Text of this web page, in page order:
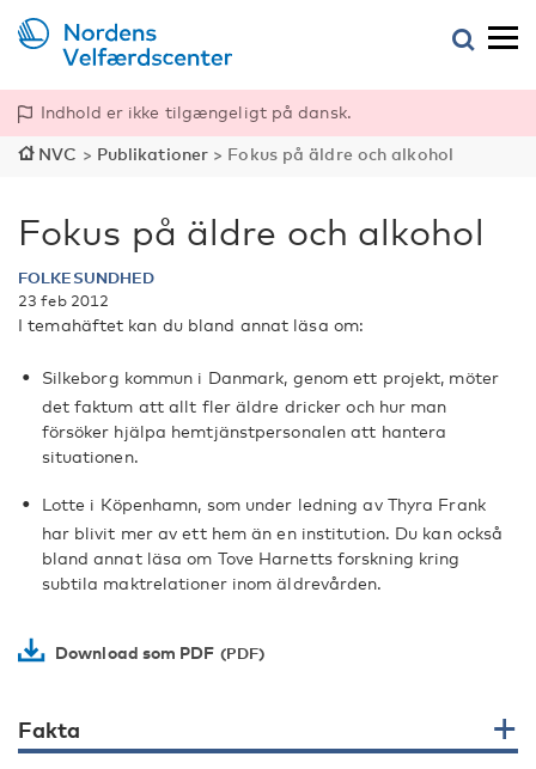
Indhold er ikke tilgængeligt på dansk.
NVC > Publikationer > Fokus på äldre och alkohol
Fokus på äldre och alkohol
FOLKESUNDHED
23 feb 2012
I temahäftet kan du bland annat läsa om:
Silkeborg kommun i Danmark, genom ett projekt, möter
det faktum att allt fler äldre dricker och hur man
försöker hjälpa hemtjänstpersonalen att hantera
situationen.
Lotte i Köpenhamn, som under ledning av Thyra Frank
har blivit mer av ett hem än en institution. Du kan också
bland annat läsa om Tove Harnetts forskning kring
subtila maktrelationer inom äldrevården.
Download som PDF
Fakta